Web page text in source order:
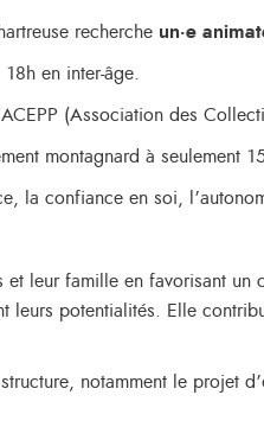
recherche un·e
en inter-âge.
(Association des
montagnard à seulement
la confiance en soi,
et leur famille en favorisant
potentialités. Elle
notamment le projet